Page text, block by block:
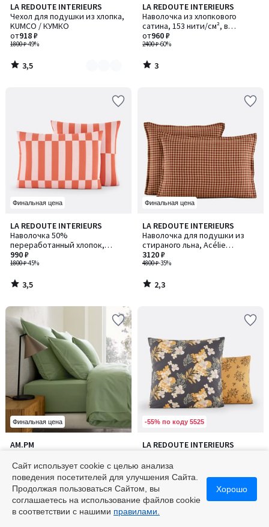
LA REDOUTE INTERIEURS
Чехол для подушки из хлопка,
KUMCO / КУМКО
1800 ₽-49%
от918 ₽
3,5
/ 5
Количество
цветов:
5
3,5
/
LA REDOUTE INTERIEURS
Наволочка из хлопкового
сатина, 153 нити/см², в
полоску Opale / Опаль
2400 ₽-60%
от960 ₽
3
/
5
3
/
Финальная цена
LA REDOUTE INTERIEURS
Наволочка 50%
переработанный хлопок,
Tabaka / Табака, красная
1800 ₽-45%
990 ₽
3,5
/ 5
3,5
/
Финальная цена
LA REDOUTE INTERIEURS
Наволочка для подушки из
стираного льна, Acélie
Bordeaux / Асели Бордо
4800 ₽-35%
3120 ₽
2,3
/ 5
2,3
/
Финальная цена
AM.PM
хлопковой перкали, Sabbal /
Саббал
3800 ₽-50%
от1900 ₽
4,6
Количество
3
4,6
5
-55% по коду 5525
LA REDOUTE INTERIEURS
хлопка, Shabby / Шебби
1600 ₽-69%
496 ₽
Сайт использует cookie с целью анализа
поведения посетителей для улучшения Сайта.
Продолжая пользоваться Сайтом, вы
соглашаетесь на использование файлов cookie
в соответствии с нашими правилами.
Хорошо